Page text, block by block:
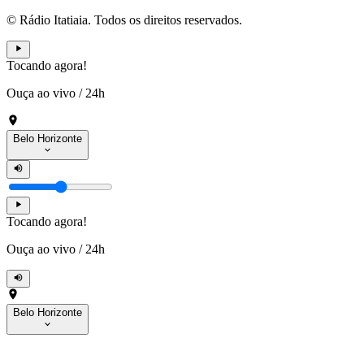
© Rádio Itatiaia. Todos os direitos reservados.
Tocando agora!
Ouça ao vivo / 24h
Belo Horizonte
Tocando agora!
Ouça ao vivo / 24h
Belo Horizonte